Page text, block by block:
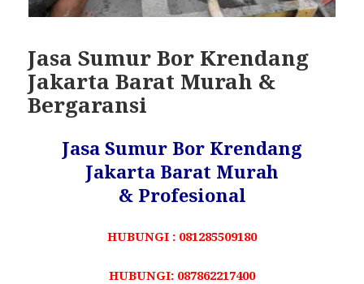
Jasa Sumur Bor Krendang
Jakarta Barat Murah &
Bergaransi
Jasa Sumur Bor Krendang
Jakarta Barat Murah
& Profesional
HUBUNGI : 081285509180
HUBUNGI: 087862217400